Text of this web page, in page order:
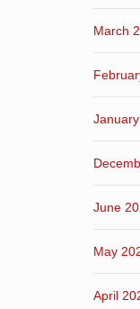
March
June
May
April